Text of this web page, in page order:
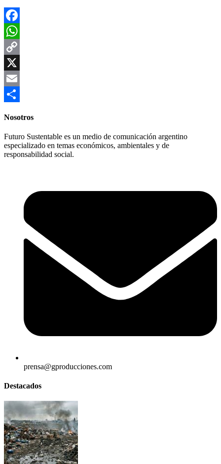
Facebook
WhatsApp
Copy
Link
X
Email
Nosotros
Futuro Sustentable es un medio de comunicación argentino
especializado en temas económicos, ambientales y de
responsabilidad social.
prensa@gproducciones.com
Destacados